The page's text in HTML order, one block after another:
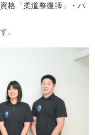
格「柔道整復師」・パ
。